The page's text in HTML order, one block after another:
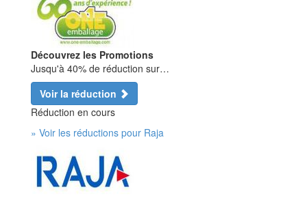
Découvrez les Promotions
Jusqu'à 40% de réduction sur…
Voir la réduction
Réduction en cours
» Voir les réductions pour Raja